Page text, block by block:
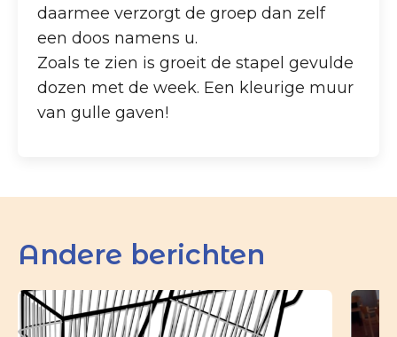
daarmee verzorgt de groep dan zelf
een doos namens u.
Zoals te zien is groeit de stapel gevulde
dozen met de week. Een kleurige muur
van gulle gaven!
Andere berichten